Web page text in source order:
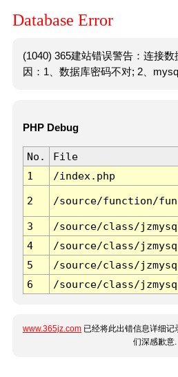
Database Error
(1040) 365建站错误警告：连接
因：1、数据库密码不对; 2、
PHP Debug
No. File
1
/index.php
2 /source/function/
3 /source/class/
4
/source/class/
5
/source/class/
6
/source/class/
www.365jz.com 已经将此出错信息详细
们深感歉意.